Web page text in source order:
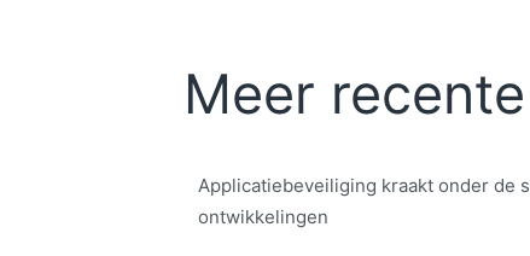
Meer
Applicatiebeveiliging kraakt onder de
ontwikkelingen